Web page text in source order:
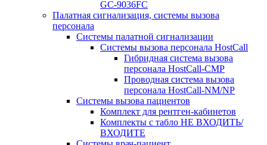
GC-9036FC
Палатная сигнализация, системы вызова
персонала
Системы палатной сигнализации
Системы вызова персонала HostCall
Гибридная система вызова
персонала HostCall-CMP
Проводная система вызова
персонала HostCall-NM/NP
Системы вызова пациентов
Комплект для рентген-кабинетов
Комплекты с табло НЕ ВХОДИТЬ/
ВХОДИТЕ